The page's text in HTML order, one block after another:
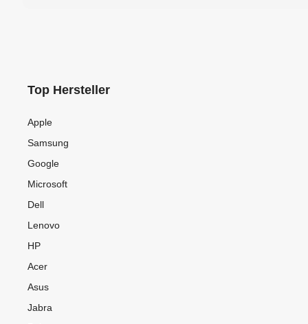
Top Hersteller
Apple
Samsung
Google
Microsoft
Dell
Lenovo
HP
Acer
Asus
Jabra